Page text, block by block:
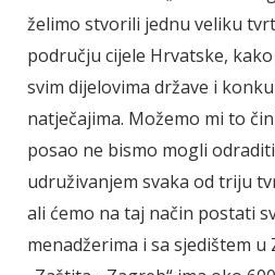
želimo stvorili jednu veliku
području cijele Hrvatske,
svim dijelovima države i
natječajima. Možemo mi to
posao ne bismo mogli
udruživanjem svaka od triju
ali ćemo na taj način postati
menadžerima i sa sjedištem